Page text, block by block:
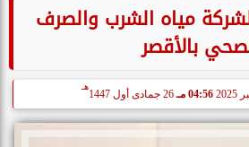
مياه الشرب والصرف
بالأقصر
04:56 مـ 26 جمادى أول 1447
هـ